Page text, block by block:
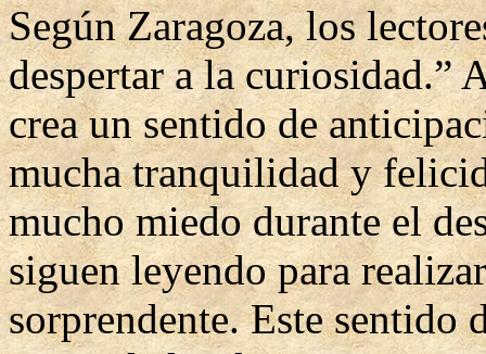
Según Zaragoza, los
despertar a la curiosidad.”
crea un sentido de
mucha tranquilidad y
mucho miedo durante el
siguen leyendo para
sorprendente. Este sentido